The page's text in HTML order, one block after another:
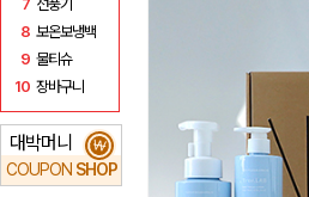
7 선풍기
8 보온보냉백
9 물티슈
10 장바구니
대박머니
COUPON SHOP
₩